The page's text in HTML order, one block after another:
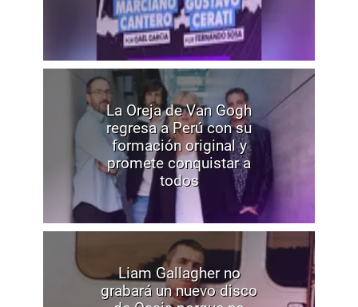
La Oreja de Van Gogh
regresa a Perú con su
formación original y
promete conquistar a
todos
Liam Gallagher no
grabará un nuevo disco